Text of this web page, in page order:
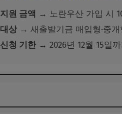
지원 금액 → 노란우산 가입 시
대상 → 새출발기금 매입형·중
신청 기한 → 2026년 12월 15일